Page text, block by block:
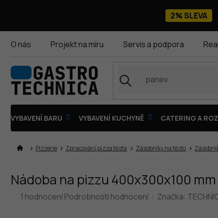
2% SLEVA
O nás Projekt na míru Servis a podpora
VYBAVENÍ BARU VYBAVENÍ KUCHYNĚ CATERING A
Pizzerie Zpracování pizza těsta Zásobníky na těsto
Nádoba na pizzu 400x300x100 mm
Průměrné
1 hodnoceníPodrobnosti hodnocení Značka: